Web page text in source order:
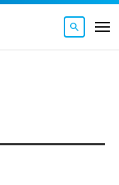
メ
ュ